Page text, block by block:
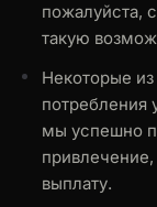
пожалуйста,
такую
Некоторые
потребления
мы успешно
выплату.